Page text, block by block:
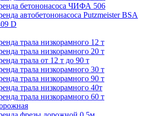
бетононасоса ЧИФА 506
автобетононасоса Putzmeister BSA
D
трала низкорамного 12 т
трала низкорамного 20 т
трала от 12 т до 90 т
трала низкорамного 30 т
трала низкорамного 90 т
трала низкорамного 40т
трала низкорамного 60 т